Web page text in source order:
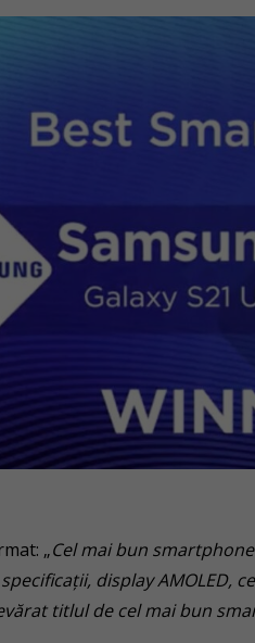
„Cel mai bun
display AMOLED,
titlul de cel mai bun